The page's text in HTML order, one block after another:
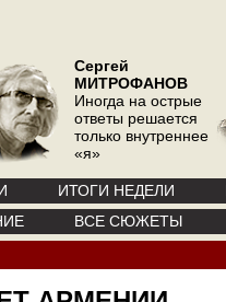
Сергей
МИТРОФАНОВ
Иногда на острые
ответы решается
только внутреннее
«я»
ИТОГИ НЕДЕЛИ
ВСЕ СЮЖЕТЫ